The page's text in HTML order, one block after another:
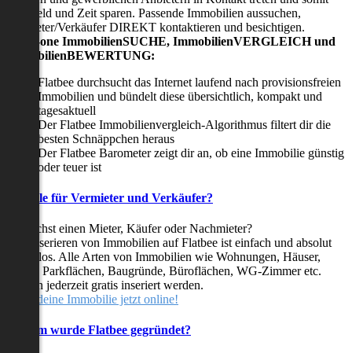
viel Geld und Zeit sparen. Passende Immobilien aussuchen,
Vermieter/Verkäufer DIREKT kontaktieren und besichtigen.
All-in-one ImmobilienSUCHE, ImmobilienVERGLEICH und
ImmobilienBEWERTUNG:
Flatbee durchsucht das Internet laufend nach provisionsfreien
Immobilien und bündelt diese übersichtlich, kompakt und
tagesaktuell
Der Flatbee Immobilienvergleich-Algorithmus filtert dir die
besten Schnäppchen heraus
Der Flatbee Barometer zeigt dir an, ob eine Immobilie günstig
oder teuer ist
Vorteile für Vermieter und Verkäufer?
Du suchst einen Mieter, Käufer oder Nachmieter?
Das Inserieren von Immobilien auf Flatbee ist einfach und absolut
kostenlos. Alle Arten von Immobilien wie Wohnungen, Häuser,
Villen, Parkflächen, Baugründe, Büroflächen, WG-Zimmer etc.
können jederzeit gratis inseriert werden.
Stelle deine Immobilie jetzt online!
Warum wurde Flatbee gegründet?